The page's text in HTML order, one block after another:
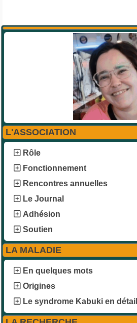
L'ASSOCIATION
Rôle
Fonctionnement
Rencontres annuelles
Le Journal
Adhésion
Soutien
LA MALADIE
En quelques mots
Origines
Le syndrome Kabuki en détail